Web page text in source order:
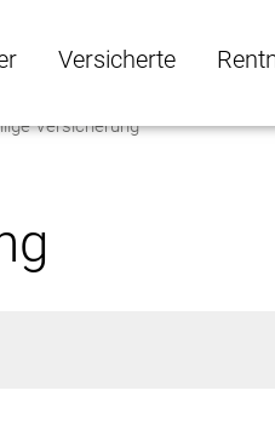
Untermenü öffnen
Versicherte
Versicherte
Versicherung